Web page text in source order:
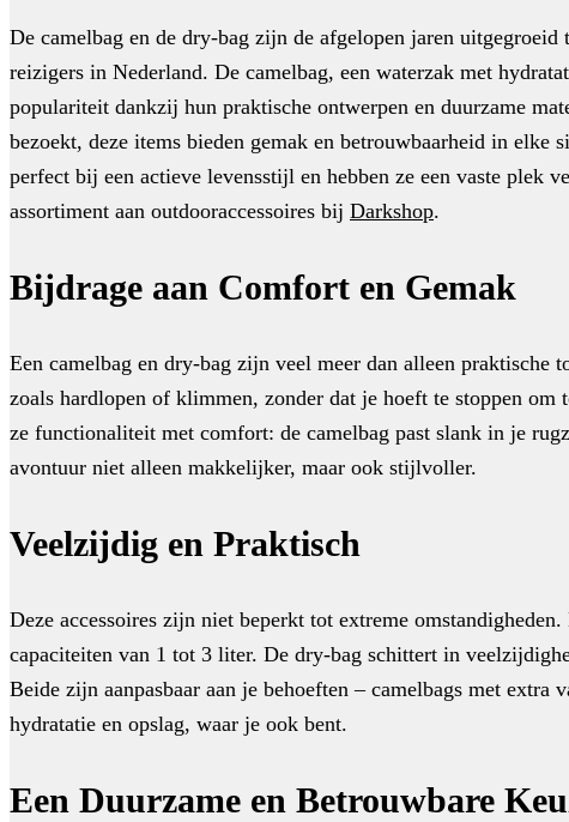
De camelbag en de dry-bag zijn de afgelopen jaren
reizigers in Nederland. De camelbag, een waterzak met
populariteit dankzij hun praktische ontwerpen en duurzame
bezoekt, deze items bieden gemak en betrouwbaarheid in elke
perfect bij een actieve levensstijl en hebben ze een vaste plek
assortiment aan outdooraccessoires bij Darkshop.
Bijdrage aan Comfort en Gemak
Een camelbag en dry-bag zijn veel meer dan alleen
zoals hardlopen of klimmen, zonder dat je hoeft te stoppen
ze functionaliteit met comfort: de camelbag past slank in je
avontuur niet alleen makkelijker, maar ook stijlvoller.
Veelzijdig en Praktisch
Deze accessoires zijn niet beperkt tot extreme
capaciteiten van 1 tot 3 liter. De dry-bag schittert in
Beide zijn aanpasbaar aan je behoeften – camelbags met
hydratatie en opslag, waar je ook bent.
Een Duurzame en Betrouwbare